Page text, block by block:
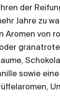
der
Jahre zu
Aromen von
sowie